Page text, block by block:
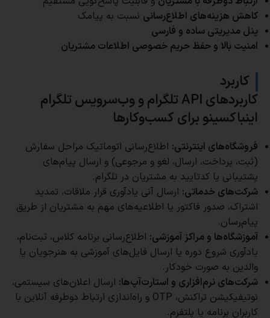
کاهش هزینه‌های اطلاع‌رسانی نسبت به پیامک
پنل مدیریتی ساده و فارسی
امنیت بالا و حفظ حریم خصوصی اطلاعات مشتریان
کاربرد
کاربردهای API تلگرام و و
ب‌سرویس تلگرام
اینباکسینو برای کسب‌وکارها
فروشگاه‌های اینترنتی: اطلاع‌رسانی اتوماتیک مراحل سفارش
(ثبت، پرداخت، ارسال، لغو و مرجوعی) و ارسال پیام‌های
پشتیبانی یا کدتایید به مشتریان در تلگرام.
شرکت‌های خدماتی: ارسال آنی یادآوری قرار ملاقات، تمدید
اشتراک، صدور فاکتور یا اطلاعیه‌های مهم به مشتریان از طریق
پیام‌رسان.
آموزشگاه‌ها و مراکز آموزشی: اطلاع‌رسانی برنامه کلاس، ثبت‌نام،
یادآوری شروع دوره یا ارسال فایل‌های آموزشی به هنرجویان یا
والدین به صورت خودکار.
شرکت‌های نرم‌افزاری و استارت‌آپ‌ها: ارسال اعلان‌های سیستمی،
نوتیفیکیشن تراکنش، OTP و راه‌اندازی ارتباط دوطرفه آنلاین با
کاربران برنامه یا پلتفرم.